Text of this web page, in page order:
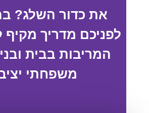
את כדור השלג?
לפניכם מדריך
המריבות בבית
משפחתי